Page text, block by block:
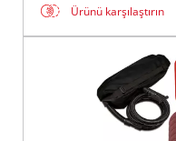
Ürünü karşılaştırın